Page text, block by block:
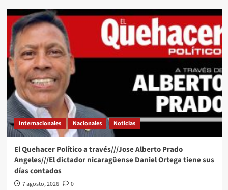
Internacionales Nacionales Noticias
El Quehacer Político a través///Jose Alberto Prado
Angeles///El dictador nicaragüense Daniel Ortega tiene sus
días contados
7 agosto, 2026 0